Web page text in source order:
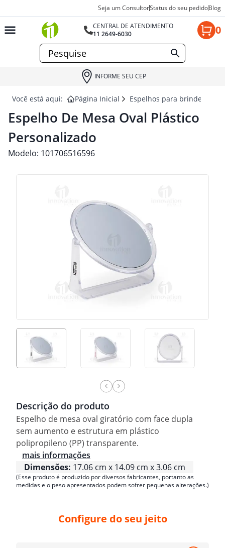
Seja um ConsultorStatus do seu pedidoBlog
CENTRAL DE ATENDIMENTO
11 2649-6030
0
INFORME SEU CEP
Você está aqui: Página Inicial Espelhos para brindes
Espelho De Mesa Oval Plástico
Personalizado
Modelo: 101706516596
Descrição do produto
Espelho de mesa oval giratório com face dupla
sem aumento e estrutura em plástico
polipropileno (PP) transparente.
mais informações
Dimensões: 17.06 cm x 14.09 cm x 3.06 cm
(Esse produto é produzido por diversos fabricantes, portanto as
medidas e o peso apresentados podem sofrer pequenas alterações.)
Configure do seu jeito